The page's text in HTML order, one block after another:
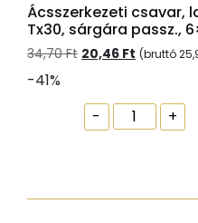
Ácsszerkezeti csavar,
Tx30, sárgára passz.,
34,70Ft Original
34,70 Ft.
20,46 Ft Current
20,46 Ft.
(bruttó
-41%
-
csavar,
fejjel,
+